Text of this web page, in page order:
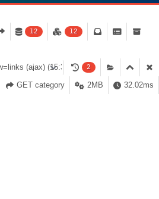
وثائق وخدمات
طرق الدفع
12 12
2
32.02ms
2MB
GET category